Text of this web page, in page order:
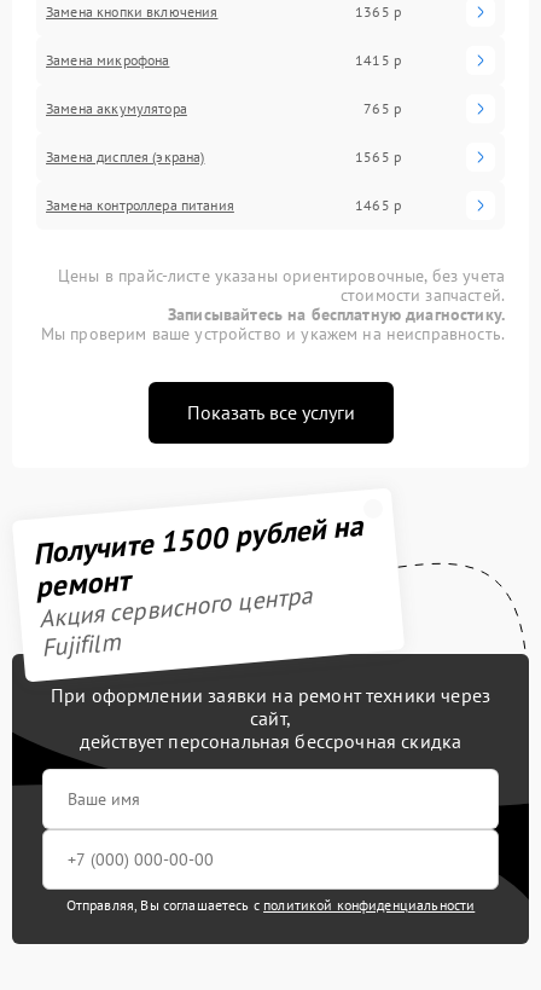
Замена кнопки включения 1365 р
Замена микрофона 1415 р
Замена аккумулятора 765 р
Замена дисплея (экрана) 1565 р
Замена контроллера питания 1465 р
Цены в прайс-листе указаны ориентировочные, без учета
стоимости запчастей.
Записывайтесь на бесплатную диагностику.
Мы проверим ваше устройство и укажем на неисправность.
Показать все услуги
Получите 1500 рублей на
ремонт
Акция сервисного центра
Fujifilm
При оформлении заявки на ремонт техники через
сайт,
действует персональная бессрочная скидка
Отправляя, Вы соглашаетесь с политикой конфиденциальности